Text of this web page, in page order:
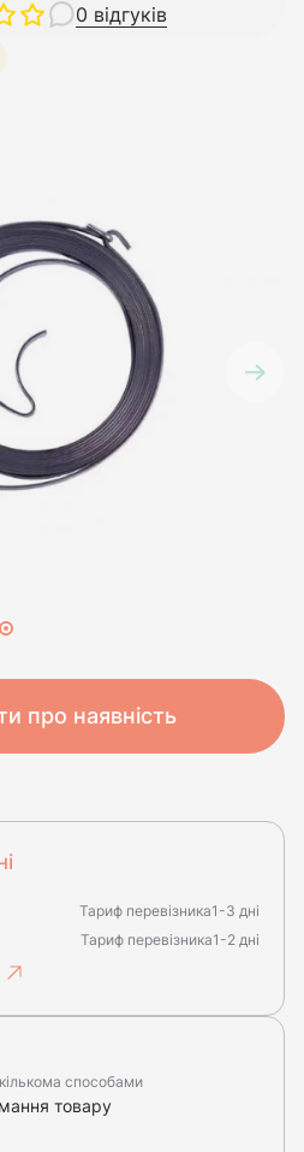
0 відгуків
про наявність
Тариф перевізника1-3 дні
Тариф перевізника1-2 дні
способами
товару